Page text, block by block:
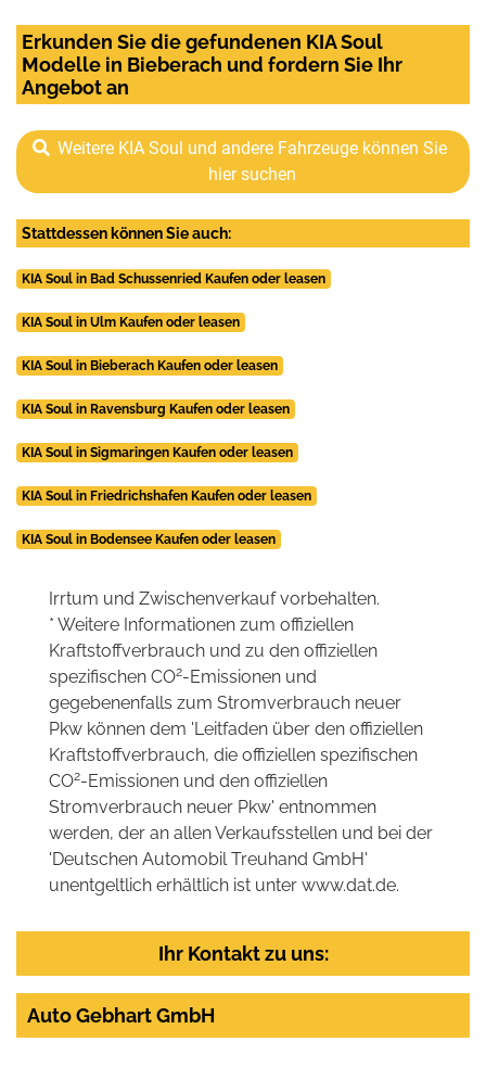
Erkunden Sie die gefundenen KIA Soul
Modelle in Bieberach und fordern Sie Ihr
Angebot an
Weitere KIA Soul und andere Fahrzeuge können Sie
hier suchen
Stattdessen können Sie auch:
KIA Soul in Bad Schussenried Kaufen oder leasen
KIA Soul in Ulm Kaufen oder leasen
KIA Soul in Bieberach Kaufen oder leasen
KIA Soul in Ravensburg Kaufen oder leasen
KIA Soul in Sigmaringen Kaufen oder leasen
KIA Soul in Friedrichshafen Kaufen oder leasen
KIA Soul in Bodensee Kaufen oder leasen
Irrtum und Zwischenverkauf vorbehalten.
* Weitere Informationen zum offiziellen
Kraftstoffverbrauch und zu den offiziellen
spezifischen CO2-Emissionen und
gegebenenfalls zum Stromverbrauch neuer
Pkw können dem 'Leitfaden über den offiziellen
Kraftstoffverbrauch, die offiziellen spezifischen
CO2-Emissionen und den offiziellen
Stromverbrauch neuer Pkw' entnommen
werden, der an allen Verkaufsstellen und bei der
'Deutschen Automobil Treuhand GmbH'
unentgeltlich erhältlich ist unter www.dat.de.
Ihr Kontakt zu uns:
Auto Gebhart GmbH